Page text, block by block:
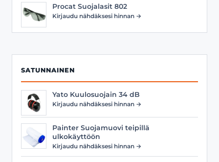
Procat Suojalasit 802
Kirjaudu nähdäksesi hinnan →
SATUNNAINEN
Yato Kuulosuojain 34 dB
Kirjaudu nähdäksesi hinnan →
Painter Suojamuovi teipillä
ulkokäyttöön
Kirjaudu nähdäksesi hinnan →